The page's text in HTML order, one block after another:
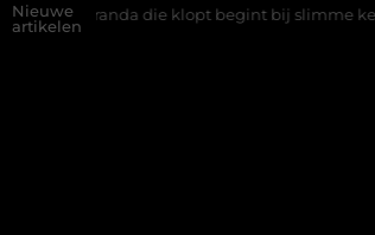
Nieuwe
artikelen
klopt begint bij slimme keuzes